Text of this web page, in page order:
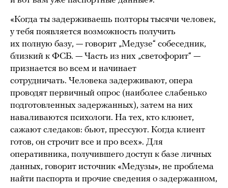
«Когда ты задерживаешь полторы тысячи человек,
у тебя появляется возможность получить
их полную базу, — говорит „Медузе“ собеседник,
близкий к ФСБ. — Часть из них „светофорит“ —
признается во всем и начинает
сотрудничать. Человека задерживают, опера
проводят первичный опрос (наиболее слабенько
подготовленных задержанных), затем на них
наваливаются психологи. На тех, кто клюнет,
сажают следаков: бьют, прессуют. Когда клиент
готов, он строчит все и про всех». Для
оперативника, получившего доступ к базе личных
данных, говорит источник «Медузы», не проблема
найти паспорта и прочие сведения о задержанном,